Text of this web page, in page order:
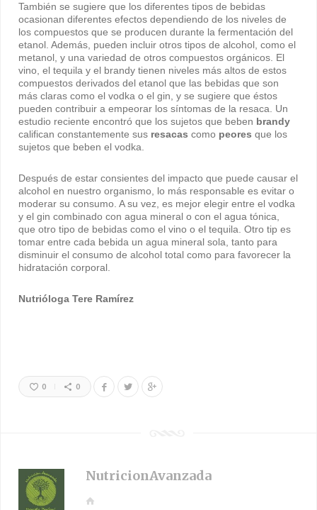
También se sugiere que los diferentes tipos de bebidas
ocasionan diferentes efectos dependiendo de los niveles de
los compuestos que se producen durante la fermentación del
etanol. Además, pueden incluir otros tipos de alcohol, como el
metanol, y una variedad de otros compuestos orgánicos. El
vino, el tequila y el brandy tienen niveles más altos de estos
compuestos derivados del etanol que las bebidas que son
más claras como el vodka o el gin, y se sugiere que éstos
pueden contribuir a empeorar los síntomas de la resaca. Un
estudio reciente encontró que los sujetos que beben brandy
califican constantemente sus resacas como peores que los
sujetos que beben el vodka.
Después de estar consientes del impacto que puede causar el
alcohol en nuestro organismo, lo más responsable es evitar o
moderar su consumo. A su vez, es mejor elegir entre el vodka
y el gin combinado con agua mineral o con el agua tónica,
que otro tipo de bebidas como el vino o el tequila. Otro tip es
tomar entre cada bebida un agua mineral sola, tanto para
disminuir el consumo de alcohol total como para favorecer la
hidratación corporal.
Nutrióloga Tere Ramírez
0 0
NutricionAvanzada
W